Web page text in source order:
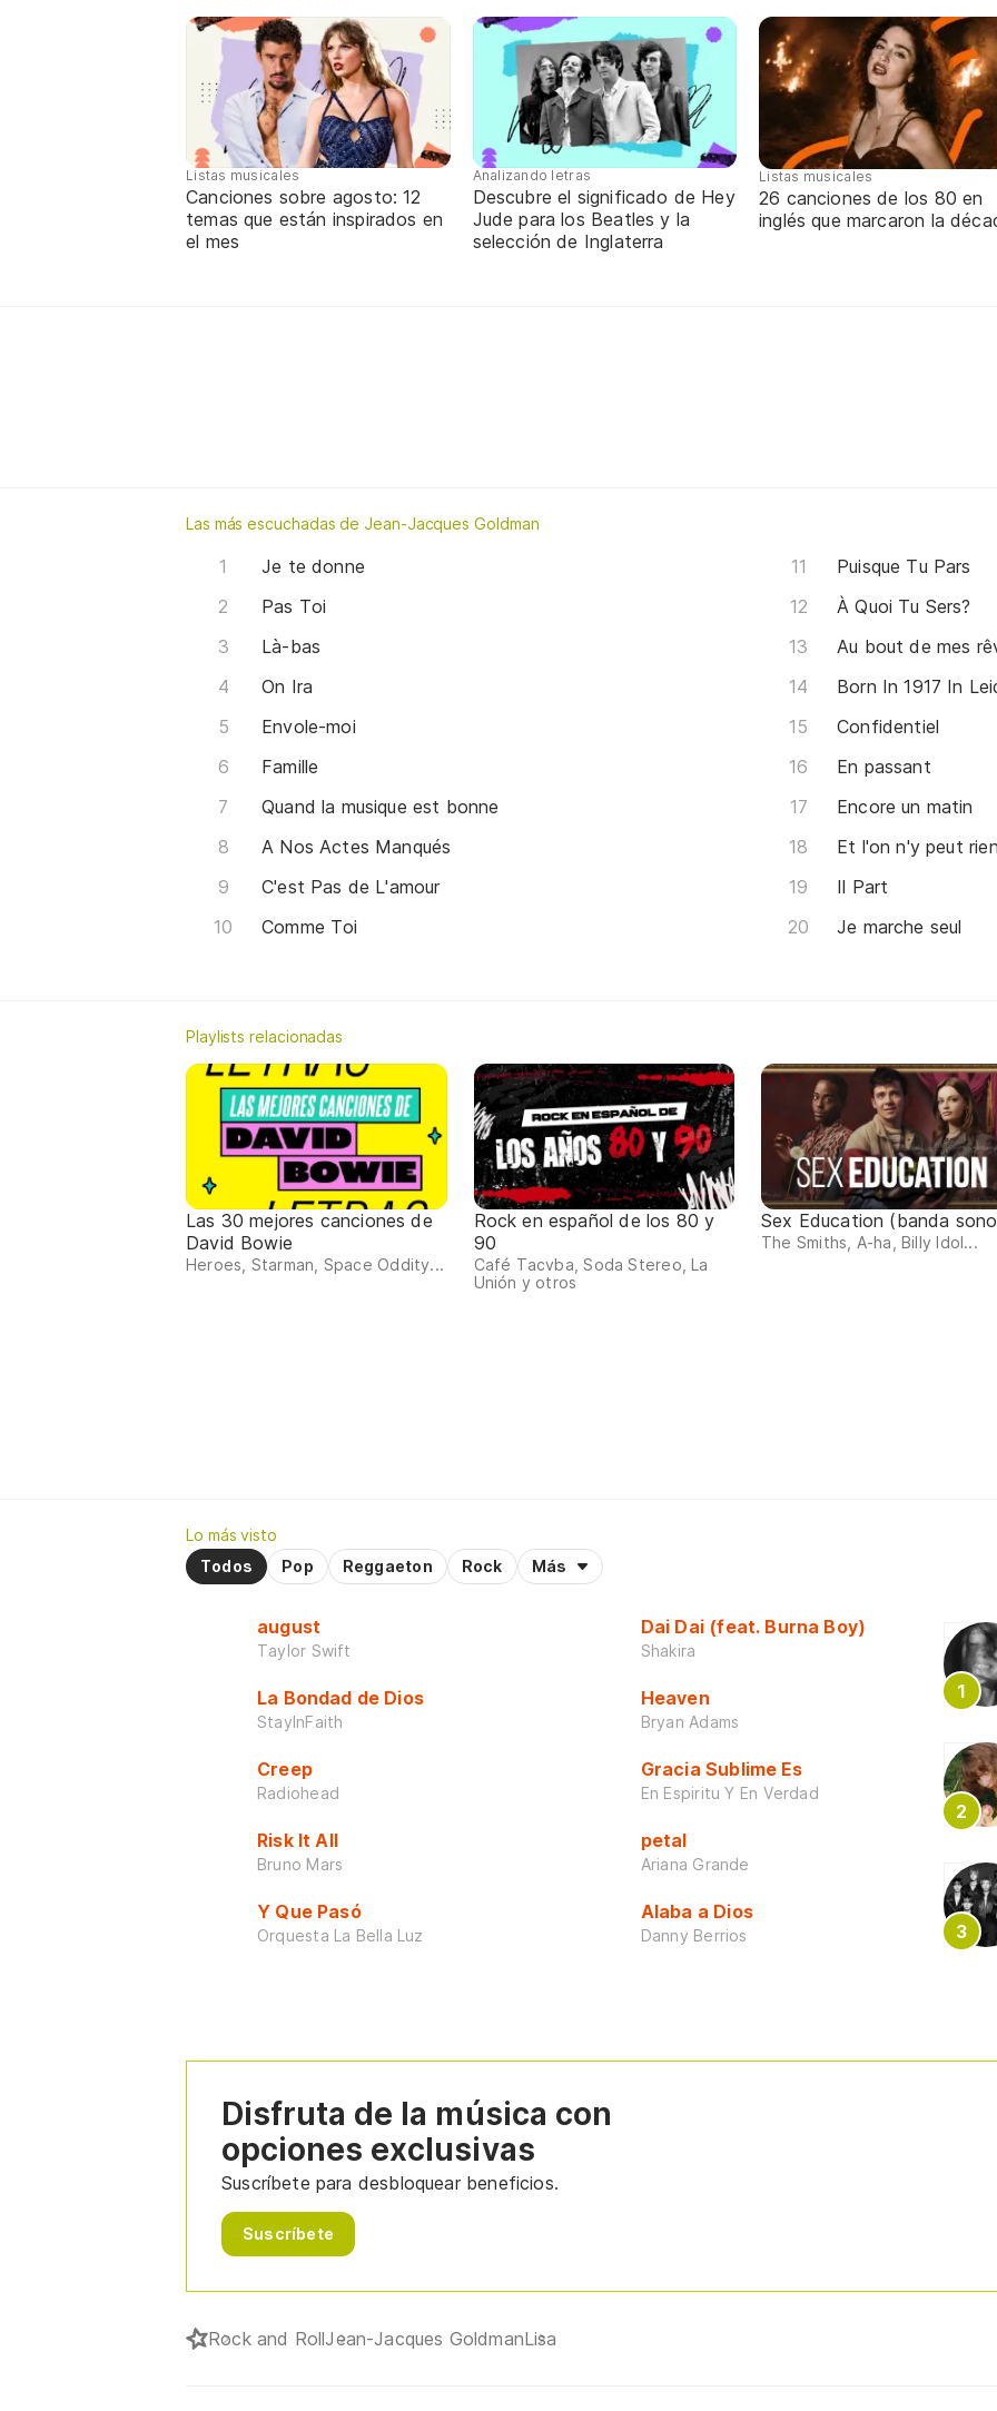
Listas musicales
Canciones sobre agosto: 12
temas que están inspirados en
el mes
Analizando letras
Descubre el significado de Hey
Jude para los Beatles y la
selección de Inglaterra
Listas musicales
26 canciones de los 80 en
inglés que marcaron la
Las más escuchadas de Jean-Jacques Goldman
Je te donne
Pas Toi
Là-bas
On Ira
Envole-moi
Famille
Quand la musique est bonne
A Nos Actes Manqués
C'est Pas de L'amour
Comme Toi
Puisque Tu Pars
À Quoi Tu Sers?
Au bout de mes
Born In 1917 In
Confidentiel
En passant
Encore un matin
Et l'on n'y peut rien
Il Part
Je marche seul
Playlists relacionadas
Las 30 mejores canciones de
David Bowie
Heroes, Starman, Space Oddity...
Rock en español de los 80 y
90
Café Tacvba, Soda Stereo, La
Unión y otros
Sex Education (banda
The Smiths, A-ha, Billy Idol...
Lo más visto
Todos
Pop Reggaeton Rock Más
august
Taylor Swift
La Bondad de Dios
StayInFaith
Creep
Radiohead
Risk It All
Bruno Mars
Y Que Pasó
Orquesta La Bella Luz
Dai Dai (feat. Burna Boy)
Shakira
Heaven
Bryan Adams
Gracia Sublime Es
En Espiritu Y En Verdad
petal
Ariana Grande
Alaba a Dios
Danny Berrios
Disfruta de la música con
opciones exclusivas
Suscríbete para desbloquear beneficios.
Suscríbete
Rock and RollJean-Jacques GoldmanLisa